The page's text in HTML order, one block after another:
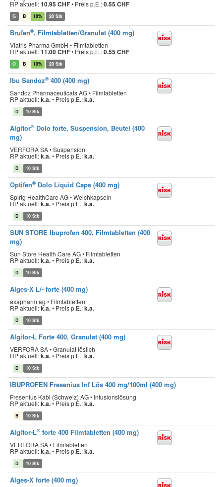
RP aktuell:10.95 CHF• Preis p.E.:0.55 CHF
G B 10% 20 Stk
Brufen®, Filmtabletten/Granulat (400 mg)
Viatris Pharma GmbH • Filmtabletten
RP aktuell:11.00 CHF• Preis p.E.:0.55 CHF
O B 10% 20 Stk
Ibu Sandoz® 400 (400 mg)
Sandoz Pharmaceuticals AG • Filmtabletten
RP aktuell:k.a.• Preis p.E.:k.a.
D 10 Stk
Algifor® Dolo forte, Suspension, Beutel (400
mg)
VERFORA SA • Suspension
RP aktuell:k.a.• Preis p.E.:k.a.
D 10 Stk
Optifen® Dolo Liquid Caps (400 mg)
Spirig HealthCare AG • Weichkapseln
RP aktuell:k.a.• Preis p.E.:k.a.
D 10 Stk
SUN STORE Ibuprofen 400, Filmtabletten (400
mg)
Sun Store Health Care AG • Filmtabletten
RP aktuell:k.a.• Preis p.E.:k.a.
D 10 Stk
Alges-X L/- forte (400 mg)
axapharm ag • Filmtabletten
RP aktuell:k.a.• Preis p.E.:k.a.
D 10 Stk
Algifor-L Forte 400, Granulat (400 mg)
VERFORA SA • Granulat löslich
RP aktuell:k.a.• Preis p.E.:k.a.
D 10 Stk
IBUPROFEN Fresenius Inf Lös 400 mg/100ml (400 mg)
Fresenius Kabi (Schweiz) AG • Infusionslösung
RP aktuell:k.a.• Preis p.E.:k.a.
B 10 Stk
Algifor-L® forte 400 Filmtabletten (400 mg)
VERFORA SA • Filmtabletten
RP aktuell:k.a.• Preis p.E.:k.a.
D 10 Stk
Alges-X forte (400 mg)